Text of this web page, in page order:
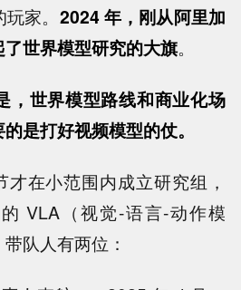
家。 2024 年，刚从阿里加
世界模型研究的大旗。
，世界模型路线和商业化场
是打好视频模型的仗。
在小范围内成立研究组，
VLA（视觉-语言-动作模
队人有两位：